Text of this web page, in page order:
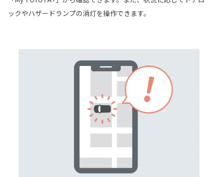
ックやハザードランプの消灯を操作できます。